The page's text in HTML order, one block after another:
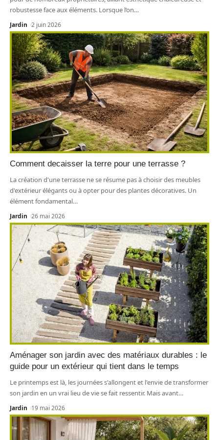
robustesse face aux éléments. Lorsque l’on…
Jardin 2 juin 2026
Comment decaisser la terre pour une terrasse ?
La création d'une terrasse ne se résume pas à choisir des meubles
d'extérieur élégants ou à opter pour des plantes décoratives. Un
élément fondamental…
Jardin 26 mai 2026
Aménager son jardin avec des matériaux durables : le
guide pour un extérieur qui tient dans le temps
Le printemps est là, les journées s'allongent et l'envie de transformer
son jardin en un vrai lieu de vie se fait ressentir. Mais avant…
Jardin 19 mai 2026